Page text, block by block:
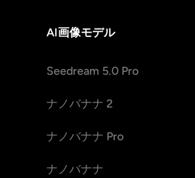
AI画像モデル
Seedream 5.0 Pro
ナノバナナ 2
ナノバナナ Pro
ナノバナナ